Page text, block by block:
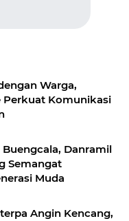
Warga,
Perkuat Komunikasi
Danramil
Semangat
Muda
Angin Kencang,